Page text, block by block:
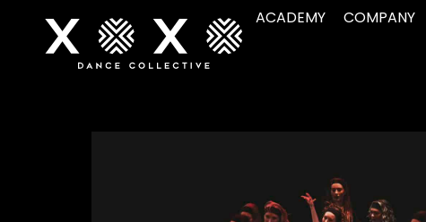
ACADEMY COMPANY